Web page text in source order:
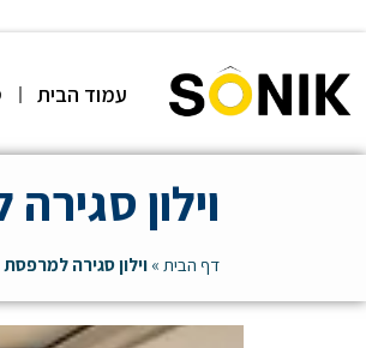
עמוד הבית
וילון
דף הבית » וילון סגירה למרפסת